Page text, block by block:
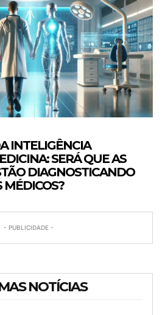
INTELIGÊNCIA
SERÁ QUE AS
DIAGNOSTICANDO
MÉDICOS?
- PUBLICIDADE -
NOTÍCIAS